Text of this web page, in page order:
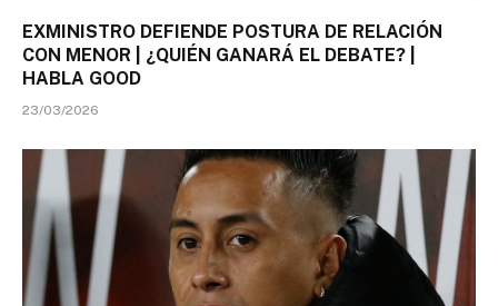
EXMINISTRO DEFIENDE POSTURA DE RELACIÓN
CON MENOR | ¿QUIÉN GANARÁ EL DEBATE? |
HABLA GOOD
23/03/2026